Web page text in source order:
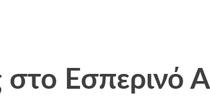
στο Εσπερινό